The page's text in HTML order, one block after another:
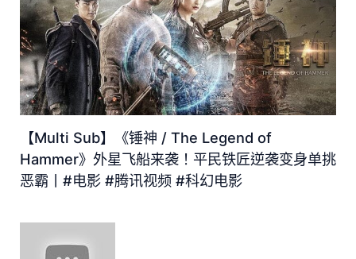
【Multi Sub】《锤神 / The Legend of
Hammer》外星飞船来袭！平民铁匠逆袭变身单挑
恶霸丨#电影 #腾讯视频 #科幻电影